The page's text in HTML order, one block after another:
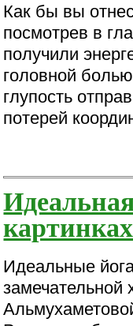
Как бы вы
посмотрев в
получили
головной
глупость
потерей
картинках
Идеальные